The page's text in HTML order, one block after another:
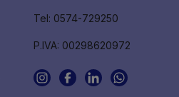
Tel: 0574-729250
P.IVA: 00298620972